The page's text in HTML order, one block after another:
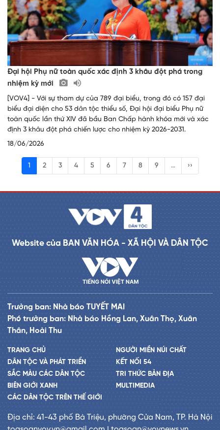
Đại hội Phụ nữ toàn quốc xác định 3 khâu đột phá trong
nhiệm kỳ mới
[VOV4] - Với sự tham dự của 789 đại biểu, trong đó có 157 đại
biểu đại diện cho 53 dân tộc thiểu số, Đại hội đại biểu Phụ nữ
toàn quốc lần thứ XIV đã bầu Ban Chấp hành khóa mới và xác
định 3 khâu đột phá chiến lược cho nhiệm kỳ 2026-2031.
18/06/2026
1 2 3 4 5 6 7 8 9 … ››
Website của BAN VĂN HÓA - XÃ HỘI VÀ DÂN TỘC
Trưởng ban: Nhà báo TUYẾT MAI
Phó trưởng ban: Nhà báo Hồng Lan, Xuân Thọ, Xuân
Thân, Hoài Thu
TRANG CHỦ
DÂN TỘC VÀ PHÁT TRIỂN
SẮC MÀU CÁC DÂN TỘC
BIÊN GIỚI XANH
CÁC DÂN TỘC TRÊN THẾ GIỚI
NGƯỜI MIỀN NÚI CHẤT
KẾT NỐI 54
TRI THỨC BẢN ĐỊA
MULTIMEDIA
Địa chỉ: 41-43 phố Bà Triệu, phường Cửa Nam, TP. Hà Nội